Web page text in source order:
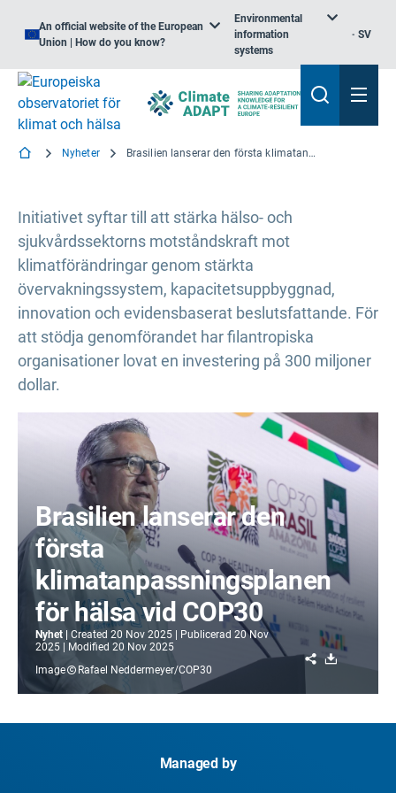
An official website of the European
Union | How do you know?
Environmental
information
systems
SV
Nyheter Brasilien lanserar den första klimatanpassningsplanen för hälsa vid COP30
Initiativet syftar till att stärka hälso- och
sjukvårdssektorns motståndskraft mot
klimatförändringar genom stärkta
övervakningssystem, kapacitetsuppbyggnad,
innovation och evidensbaserat beslutsfattande. För
att stödja genomförandet har filantropiska
organisationer lovat en investering på 300 miljoner
dollar.
Brasilien lanserar den
första
klimatanpassningsplanen
för hälsa vid COP30
Nyhet Created 20 Nov 2025 Publicerad 20 Nov
2025
Modified 20 Nov 2025
Image
Rafael Neddermeyer/COP30
Share
Managed by